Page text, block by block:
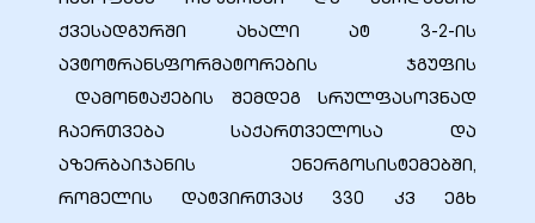
ქვესადგურში ახალი ატ 3-2-ის
ავტოტრანსფორმატორების ჯგუფის
დამონტაჟების შემდეგ სრულფასოვნად
ჩაერთვება საქართველოსა და
აზერბაიჯანის ენერგოსისტემებში,
რომელის დატვირთვაც 330 კვ ეგხ